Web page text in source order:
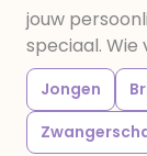
jouw
speciaal. Wie
Jongen